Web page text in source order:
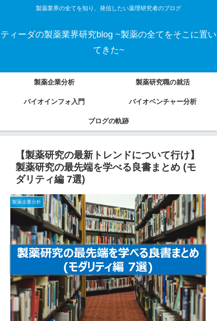
製薬業界の全てを知り、発信したい薬理研究者のブログ
ティーダの製薬業界研究blog ~製薬の全てをそこに置い
てきた~
製薬企業分析 製薬研究職の就活
バイオインフォ入門 バイオベンチャー分析
ブログの軌跡
【製薬研究の最新トレンドについて行け】
製薬研究の最先端を学べる良書まとめ (モ
ダリティ編 7選)
製薬企業分析